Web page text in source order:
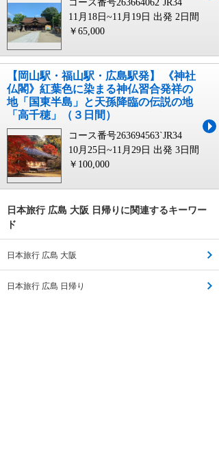
コース番号263664062`JR34
11月18日~11月19日 出発 2日間
￥65,000
【岡山駅・福山駅・広島駅発】 《神社
仏閣》紅葉色に染まる神仏習合発祥の
地「国東半島」と天孫降臨の伝説の地
「高千穂」（３日間）
コース番号263694563`JR34
10月25日~11月29日 出発 3日間
￥100,000
日本旅行 広島 大阪 日帰りに関連するキーワー
ド
日本旅行 広島 大阪
日本旅行 広島 日帰り